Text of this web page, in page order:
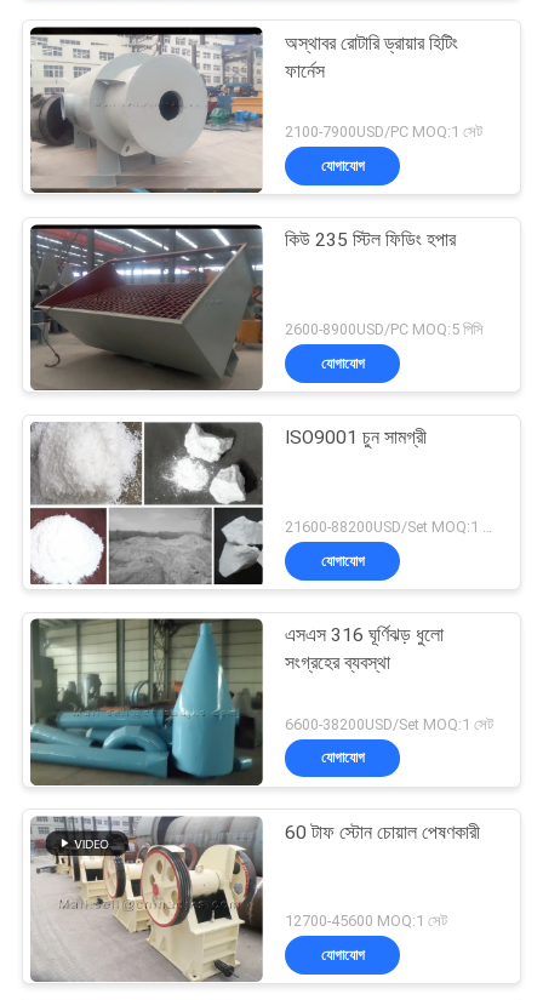
অস্থাবর রোটারি ড্রায়ার হিটিং
ফার্নেস
2100-7900USD/PC MOQ:1 সেট
যোগাযোগ
কিউ 235 স্টিল ফিডিং হপার
2600-8900USD/PC MOQ:5 পিসি
যোগাযোগ
ISO9001 চুন সামগ্রী
যোগাযোগ
এসএস 316 ঘূর্ণিঝড় ধুলো
সংগ্রহের ব্যবস্থা
6600-38200USD/Set MOQ:1 সেট
যোগাযোগ
60 টাফ স্টোন চোয়াল পেষণকারী
12700-45600 MOQ:1 সেট
যোগাযোগ